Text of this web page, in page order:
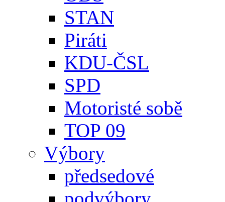
STAN
Piráti
KDU-ČSL
SPD
Motoristé sobě
TOP 09
Výbory
předsedové